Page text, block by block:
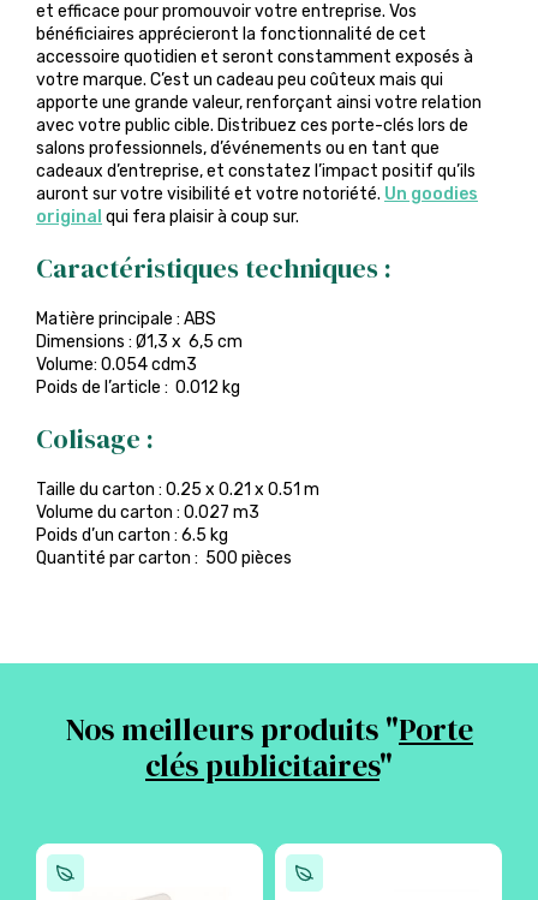
et efficace pour promouvoir votre entreprise. Vos
bénéficiaires apprécieront la fonctionnalité de cet
accessoire quotidien et seront constamment exposés à
votre marque. C’est un cadeau peu coûteux mais qui
apporte une grande valeur, renforçant ainsi votre relation
avec votre public cible. Distribuez ces porte-clés lors de
salons professionnels, d’événements ou en tant que
cadeaux d’entreprise, et constatez l’impact positif qu’ils
auront sur votre visibilité et votre notoriété. Un goodies
original qui fera plaisir à coup sur.
Caractéristiques techniques :
Matière principale : ABS
Dimensions : Ø1,3 x 6,5 cm
Volume: 0.054 cdm3
Poids de l’article : 0.012 kg
Colisage :
Taille du carton : 0.25 x 0.21 x 0.51 m
Volume du carton : 0.027 m3
Poids d’un carton : 6.5 kg
Quantité par carton : 500 pièces
Nos meilleurs produits "Porte
clés publicitaires"